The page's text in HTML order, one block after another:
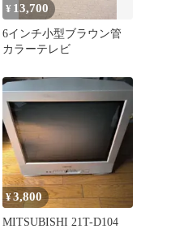
¥ 13,700
6インチ小型ブラウン管
カラーテレビ
¥3,800
MITSUBISHI 21T-D104